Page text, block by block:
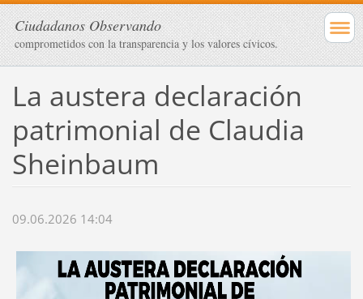
Ciudadanos Observando
comprometidos con la transparencia y los valores cívicos.
La austera declaración
patrimonial de Claudia
Sheinbaum
09.06.2026 14:04